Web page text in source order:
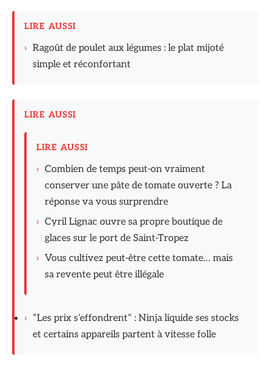
LIRE AUSSI
› Ragoût de poulet aux légumes : le plat mijoté
simple et réconfortant
LIRE AUSSI
LIRE AUSSI
› Combien de temps peut-on vraiment
conserver une pâte de tomate ouverte ? La
réponse va vous surprendre
› Cyril Lignac ouvre sa propre boutique de
glaces sur le port de Saint-Tropez
› Vous cultivez peut-être cette tomate… mais
sa revente peut être illégale
› “Les prix s’effondrent” : Ninja liquide ses stocks
et certains appareils partent à vitesse folle